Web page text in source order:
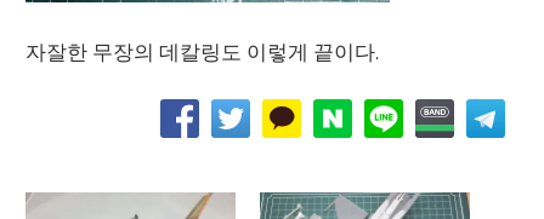
자잘한 무장의 데칼링도 이렇게 끝이다.